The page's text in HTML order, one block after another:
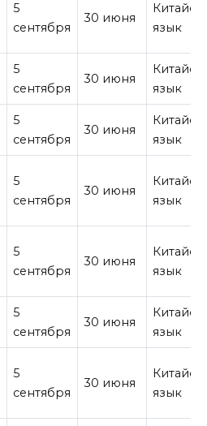
5
сентября
30 июня
язык
5
сентября
30 июня
язык
5
сентября
30 июня
язык
5
сентября
30 июня
язык
5
сентября
30 июня
язык
5
сентября
30 июня
язык
5
сентября
30 июня
язык